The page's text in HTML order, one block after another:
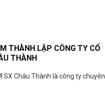
THÀNH LẬP CÔNG TY CỔ
THÀNH
SX Châu Thành là công ty chuyên